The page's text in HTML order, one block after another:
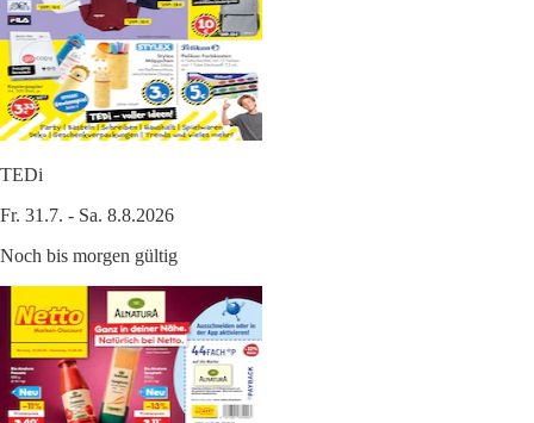
TEDi
Fr. 31.7. - Sa. 8.8.2026
Noch bis morgen gültig